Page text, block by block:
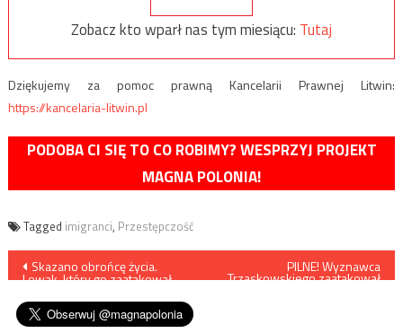
Zobacz kto wparł nas tym miesiącu: Tutaj
Dziękujemy za pomoc prawną Kancelarii Prawnej Litwin:
https://kancelaria-litwin.pl
PODOBA CI SIĘ TO CO ROBIMY? WESPRZYJ PROJEKT
MAGNA POLONIA!
Tagged imigranci, Przestępczość
Nawigacja
wpisu
Skazano obrońcę życia.
Lewak, który go zaatakował,
PILNE! Wyznawca
Trzaskowskiego zaatakował